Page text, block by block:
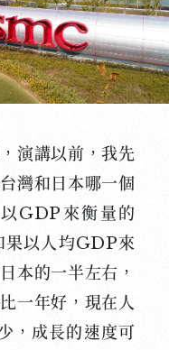
演講以前，我先
灣和日本哪一個
GDP來衡量的
果以人均GDP來
本的一半左右，
一年好，現在人
，成長的速度可